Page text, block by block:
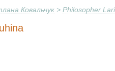
Ковальчук > Philosopher